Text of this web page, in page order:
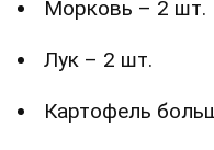
Морковь – 2 шт.
Лук – 2 шт.
Картофель